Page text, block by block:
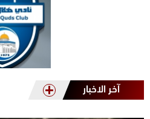
آخر الاخبار